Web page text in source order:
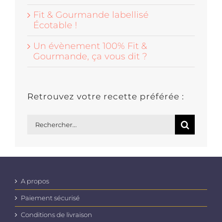
Fit & Gourmande labellisé
Écotable !
Un évènement 100% Fit &
Gourmande, ça vous dit ?
Retrouvez votre recette préférée :
A propos
Paiement sécurisé
Conditions de livraison